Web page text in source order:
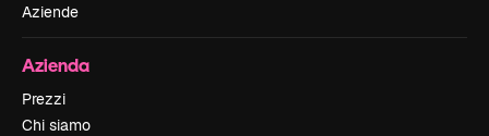
Aziende
Azienda
Prezzi
Chi siamo